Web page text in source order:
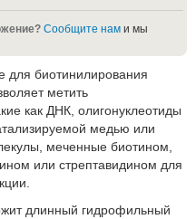
Сообщите нам и мы
биотинилирования
метить
как ДНК, олигонуклеотиды
медью или
меченные биотином,
или стрептавидином для
длинный гидрофильный